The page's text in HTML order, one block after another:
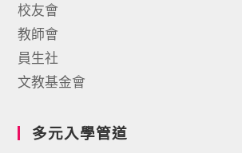
校友會
教師會
員生社
文教基金會
多元入學管道